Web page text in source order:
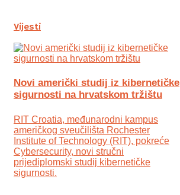
Vijesti
Novi američki studij iz kibernetičke
sigurnosti na hrvatskom tržištu
RIT Croatia, međunarodni kampus
američkog sveučilišta Rochester
Institute of Technology (RIT), pokreće
Cybersecurity, novi stručni
prijediplomski studij kibernetičke
sigurnosti.